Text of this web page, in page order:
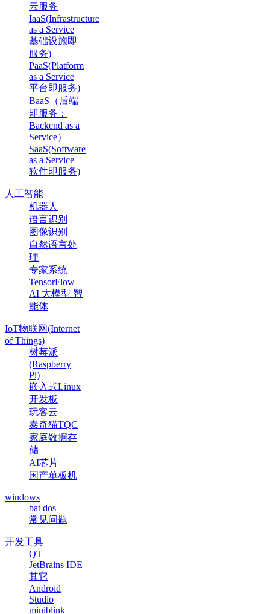
云服务
IaaS(Infrastructure
as a Service
基础设施即
服务)
PaaS(Platform
as a Service
平台即服务)
BaaS（后端
即服务：
Backend as a
Service）
SaaS(Software
as a Service
软件即服务)
人工智能
机器人
语言识别
图像识别
自然语言处
理
专家系统
TensorFlow
AI 大模型 智
能体
IoT物联网(Internet
of Things)
树莓派
(Raspberry
Pi)
嵌入式Linux
开发板
玩客云
泰奇猫TQC
家庭数据存
储
AI芯片
国产单板机
windows
bat dos
常见问题
开发工具
QT
JetBrains IDE
其它
Android
Studio
miniblink